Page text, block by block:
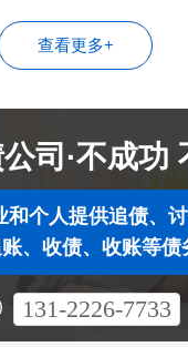
查看更多+
司·不成功
和个人提供追债、讨
、收债、收账等债
131-2226-7733